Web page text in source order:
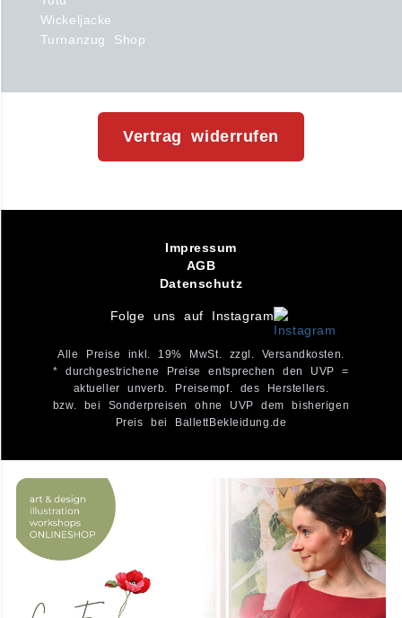
Wickeljacke
Turnanzug Shop
Vertrag widerrufen
Impressum
AGB
Datenschutz
Folge uns auf Instagram
Alle Preise inkl. 19% MwSt. zzgl. Versandkosten.
* durchgestrichene Preise entsprechen den UVP =
aktueller unverb. Preisempf. des Herstellers.
bzw. bei Sonderpreisen ohne UVP dem bisherigen
Preis bei BallettBekleidung.de